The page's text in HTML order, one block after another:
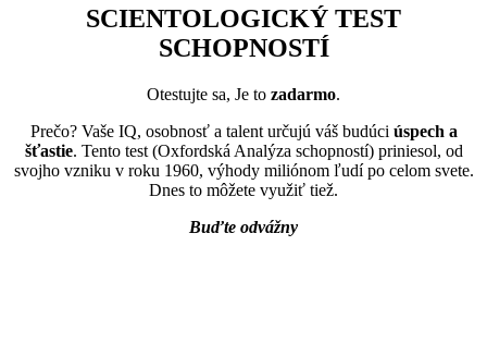
SCIENTOLOGICKÝ TEST
SCHOPNOSTÍ
Otestujte sa, Je to zadarmo.
Prečo? Vaše IQ, osobnosť a talent určujú váš budúci úspech a
šťastie. Tento test (Oxfordská Analýza schopností) priniesol, od
svojho vzniku v roku 1960, výhody miliónom ľudí po celom svete.
Dnes to môžete využiť tiež.
Buďte odvážny